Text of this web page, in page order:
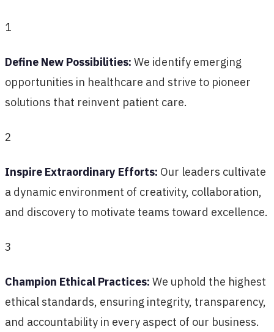
1
Define New Possibilities: We identify emerging
opportunities in healthcare and strive to pioneer
solutions that reinvent patient care.
2
Inspire Extraordinary Efforts: Our leaders cultivate
a dynamic environment of creativity, collaboration,
and discovery to motivate teams toward excellence.
3
Champion Ethical Practices: We uphold the highest
ethical standards, ensuring integrity, transparency,
and accountability in every aspect of our business.